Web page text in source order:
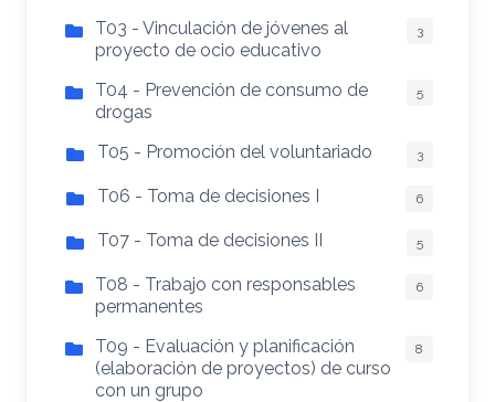
T03 - Vinculación de jóvenes al
proyecto de ocio educativo
3
T04 - Prevención de consumo de
drogas
5
T05 - Promoción del voluntariado 3
T06 - Toma de decisiones I 6
T07 - Toma de decisiones II 5
T08 - Trabajo con responsables
permanentes
6
T09 - Evaluación y planificación
(elaboración de proyectos) de curso
con un grupo
8